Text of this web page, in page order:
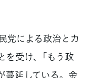
党による政治とカ
受け、「もう政
蔓延している。金